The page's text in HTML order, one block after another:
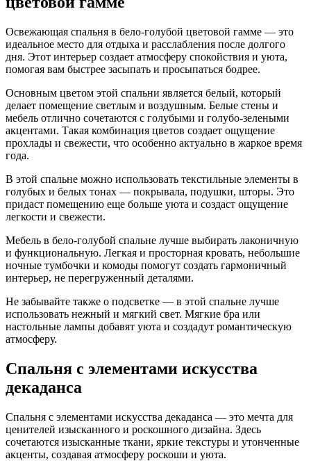
Освежающая спальня в бело-голубой цветовой гамме — это
идеальное место для отдыха и расслабления после долгого
дня. Этот интерьер создает атмосферу спокойствия и уюта,
помогая вам быстрее засыпать и просыпаться бодрее.
Основным цветом этой спальни является белый, который
делает помещение светлым и воздушным. Белые стены и
мебель отлично сочетаются с голубыми и голубо-зелеными
акцентами. Такая комбинация цветов создает ощущение
прохлады и свежести, что особенно актуально в жаркое время
года.
В этой спальне можно использовать текстильные элементы в
голубых и белых тонах — покрывала, подушки, шторы. Это
придаст помещению еще больше уюта и создаст ощущение
легкости и свежести.
Мебель в бело-голубой спальне лучше выбирать лаконичную
и функциональную. Легкая и просторная кровать, небольшие
ночные тумбочки и комоды помогут создать гармоничный
интерьер, не перегруженный деталями.
Не забывайте также о подсветке — в этой спальне лучше
использовать нежный и мягкий свет. Мягкие бра или
настольные лампы добавят уюта и создадут романтическую
атмосферу.
Спальня с элементами искусства
декаданса
Спальня с элементами искусства декаданса — это мечта для
ценителей изысканного и роскошного дизайна. Здесь
сочетаются изысканные ткани, яркие текстуры и утонченные
акценты, создавая атмосферу роскоши и уюта.